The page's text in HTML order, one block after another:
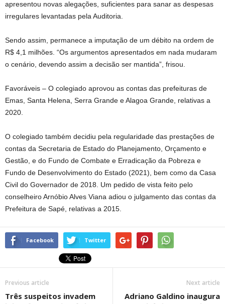
apresentou novas alegações, suficientes para sanar as despesas
irregulares levantadas pela Auditoria.
Sendo assim, permanece a imputação de um débito na ordem de
R$ 4,1 milhões. “Os argumentos apresentados em nada mudaram
o cenário, devendo assim a decisão ser mantida”, frisou.
Favoráveis – O colegiado aprovou as contas das prefeituras de
Emas, Santa Helena, Serra Grande e Alagoa Grande, relativas a
2020.
O colegiado também decidiu pela regularidade das prestações de
contas da Secretaria de Estado do Planejamento, Orçamento e
Gestão, e do Fundo de Combate e Erradicação da Pobreza e
Fundo de Desenvolvimento do Estado (2021), bem como da Casa
Civil do Governador de 2018. Um pedido de vista feito pelo
conselheiro Arnóbio Alves Viana adiou o julgamento das contas da
Prefeitura de Sapé, relativas a 2015.
Facebook Twitter
Previous article
Três suspeitos invadem
Next article
Adriano Galdino inaugura